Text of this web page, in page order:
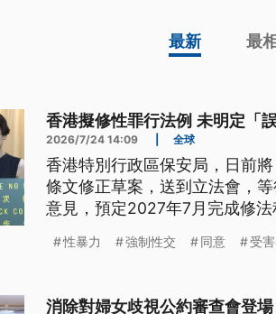
最新 最
香港擬修性罪行法例 未明定「
2026/7/24 14:09 全球
香港特別行政區保安局，日前
條文修正草案，送到立法會，
意見，預定2027年7月完成修
能持續成為性侵加害者，在法
性暴力 強制性交 同意 受
消除對婦女歧視公約審查會登